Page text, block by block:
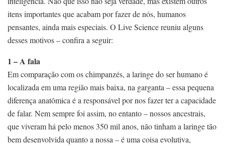
itens importantes que acabam por fazer de nós, humanos
pensantes, ainda mais especiais. O Live Science reuniu alguns
desses motivos – confira a seguir:
1 – A fala
Em comparação com os chimpanzés, a laringe do ser humano é
localizada em uma região mais baixa, na garganta – essa pequena
diferença anatômica é a responsável por nos fazer ter a capacidade
de falar. Nem sempre foi assim, no entanto – nossos ancestrais,
que viveram há pelo menos 350 mil anos, não tinham a laringe tão
bem desenvolvida quanto a nossa – é uma coisa evolutiva,